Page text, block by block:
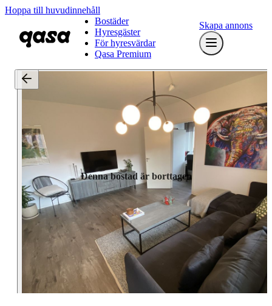
Hoppa till huvudinnehåll
Bostäder
Hyresgäster
För hyresvärdar
Qasa Premium
Skapa annons
Denna bostad är borttagen